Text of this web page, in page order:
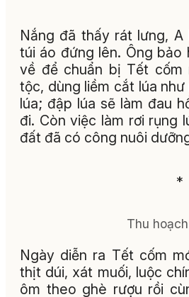
Nắng đã thấy rát lưng,
túi áo đứng lên. Ông bảo
về để chuẩn bị Tết cốm
tộc, dùng liềm cắt lúa
lúa; đập lúa sẽ làm đau
đi. Còn việc làm rơi rụng
đất đã có công nuôi
*
Thu
Ngày diễn ra Tết cốm
thịt dúi, xát muối, luộc
ôm theo ghè rượu rồi